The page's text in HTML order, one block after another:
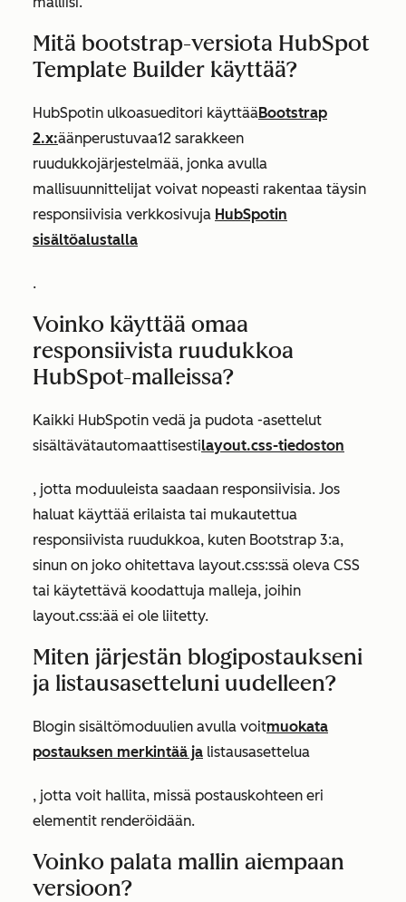
Mitä bootstrap-versiota HubSpot
Template Builder käyttää?
HubSpotin ulkoasueditori käyttääBootstrap
2.x:äänperustuvaa12 sarakkeen
ruudukkojärjestelmää, jonka avulla
mallisuunnittelijat voivat nopeasti rakentaa täysin
responsiivisia verkkosivuja HubSpotin
sisältöalustalla
.
Voinko käyttää omaa
responsiivista ruudukkoa
HubSpot-malleissa?
Kaikki HubSpotin vedä ja pudota -asettelut
sisältävätautomaattisestilayout.css-tiedoston
, jotta moduuleista saadaan responsiivisia. Jos
haluat käyttää erilaista tai mukautettua
responsiivista ruudukkoa, kuten Bootstrap 3:a,
sinun on joko ohitettava layout.css:ssä oleva CSS
tai käytettävä koodattuja malleja, joihin
layout.css:ää ei ole liitetty.
Miten järjestän blogipostaukseni
ja listausasetteluni uudelleen?
Blogin sisältömoduulien avulla voitmuokata
postauksen merkintää ja listausasettelua
, jotta voit hallita, missä postauskohteen eri
elementit renderöidään.
Voinko palata mallin aiempaan
versioon?